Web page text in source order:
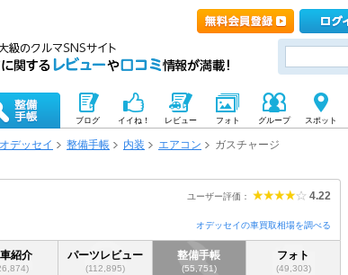
ブログ イイね！ レビュー フォト グループ スポット
オデッセイ 整備手帳 内装 エアコン ガスチャージ
ユーザー評価： 4.22
オデッセイの車買取相場を調べる
紹介 パーツレビュー
(112,895)
整備手帳
(55,751)
フォト
(49,303)